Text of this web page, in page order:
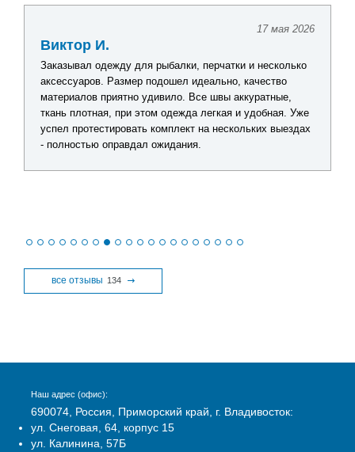
17 мая 2026
Виктор И.
Заказывал одежду для рыбалки, перчатки и несколько
аксессуаров. Размер подошел идеально, качество
материалов приятно удивило. Все швы аккуратные,
ткань плотная, при этом одежда легкая и удобная. Уже
успел протестировать комплект на нескольких выездах
- полностью оправдал ожидания.
все отзывы 134
Наш адрес (офис):
690074, Россия, Приморский край, г. Владивосток:
ул. Снеговая, 64, корпус 15
ул. Калинина, 57Б